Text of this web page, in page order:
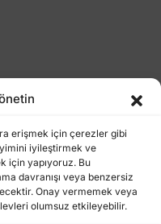
erişmek için çerezler gibi
iyileştirmek ve
için yapıyoruz. Bu
davranışı veya benzersiz
Onay vermemek veya
olumsuz etkileyebilir.